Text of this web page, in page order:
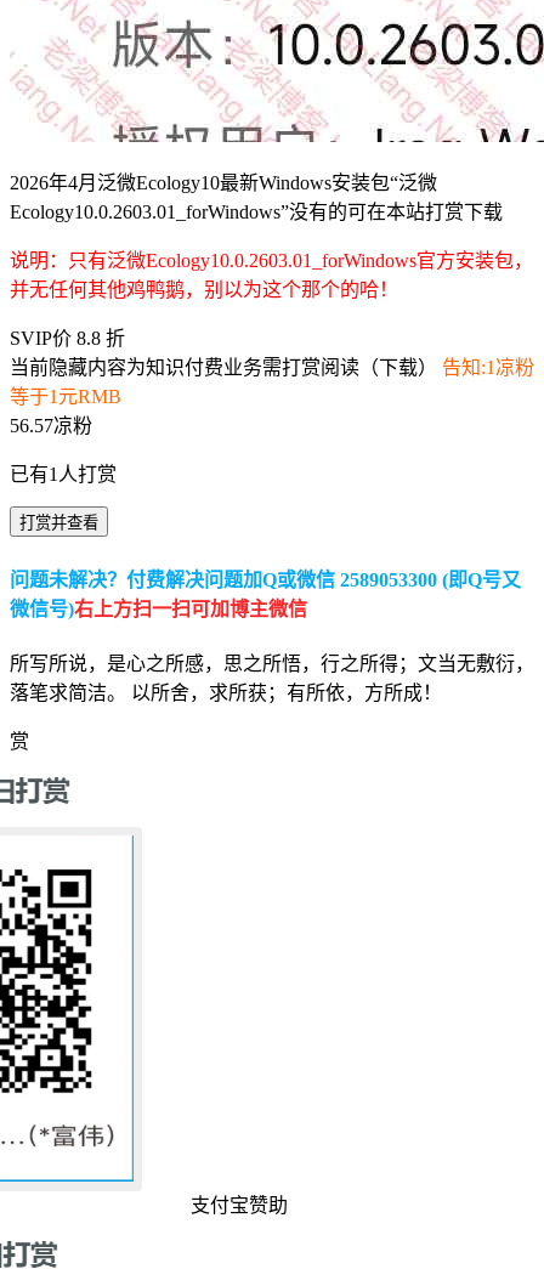
2026年4月泛微Ecology10最新Windows安装包“泛微
Ecology10.0.2603.01_forWindows”没有的可在本站打赏下载
说明：只有泛微Ecology10.0.2603.01_forWindows官方安装包，
并无任何其他鸡鸭鹅，别以为这个那个的哈！
SVIP价 8.8 折
当前隐藏内容为知识付费业务需打赏阅读（下载） 告知:1凉粉
等于1元RMB
56.57凉粉
已有1人打赏
打赏并查看
问题未解决？付费解决问题加Q或微信 2589053300 (即Q号又
微信号)右上方扫一扫可加博主微信
所写所说，是心之所感，思之所悟，行之所得；文当无敷衍，
落笔求简洁。 以所舍，求所获；有所依，方所成！
赏
支付宝赞助